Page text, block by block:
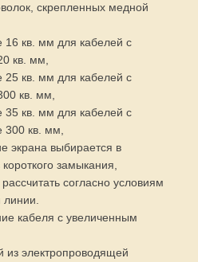
скрепленных медной
кв. мм для кабелей с
кв. мм,
кв. мм для кабелей с
кв. мм,
кв. мм для кабелей с
300 кв. мм,
экрана выбирается в
замыкания,
согласно условиям
линии.
кабеля с увеличенным
из электропроводящей